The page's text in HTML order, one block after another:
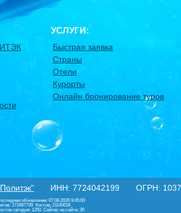
УСЛУГИ:
Быстрая заявка
Страны
Отели
Курорты
Онлайн бронирование туров
ИНН: 7724042199 ОГРН:
обновление: 07.08.2026 9:45:00
171997739 Хостов: 21145018
сегодня: 1250 Сейчас на сайте: 30